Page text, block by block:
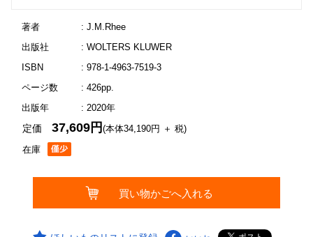
著者
: J.M.Rhee
出版社
: WOLTERS KLUWER
ISBN
: 978-1-4963-7519-3
ページ数
: 426pp.
出版年
: 2020年
在庫
定価37,609円(本体34,190円 ＋ 税)